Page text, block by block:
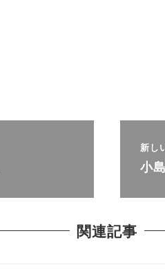
新し
小
関連記事